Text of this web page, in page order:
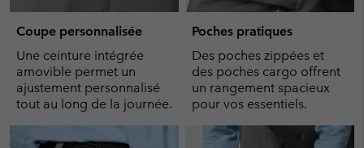
Coupe personnalisée
Une ceinture intégrée
amovible permet un
ajustement personnalisé
tout au long de la journée.
Poches pratiques
Des poches zippées et
des poches cargo offrent
un rangement spacieux
pour vos essentiels.